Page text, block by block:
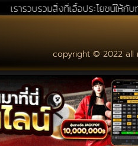
เรารวบรวมสิ่งที่เอื้อประโยชน์ให้กั
copyright © 2022 all